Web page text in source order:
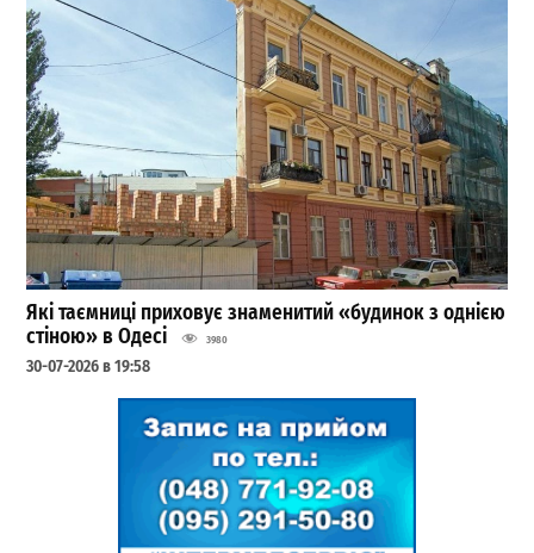
Які таємниці приховує знаменитий «будинок з однією
стіною» в Одесі
3980
30-07-2026 в 19:58